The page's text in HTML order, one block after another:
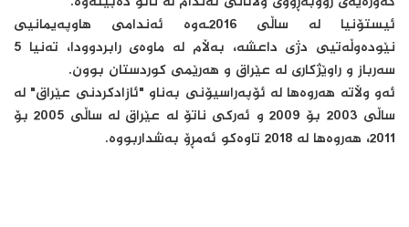
ئیستۆنیا لە ساڵی 2016ـەوە ئەندامی هاوپەیمانیی
نێودەوڵەتیی دژی داعشە، بەڵام لە ماوەی رابردوودا، تەنیا 5
سەرباز و راوێژکاری لە عێراق و هەرێمی کوردستان بوون.
ئەو وڵاتە هەروەها لە ئۆپەراسیۆنی بەناو "ئازادکردنی عێراق" لە
ساڵی 2003 بۆ 2009 و ئەرکی ناتۆ لە عێراق لە ساڵی 2005 بۆ
2011، هەروەها لە 2018 تاوەکو ئەمڕۆ بەشداربووە.